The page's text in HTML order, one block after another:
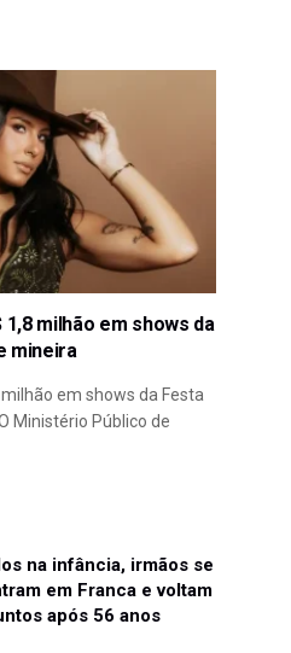
milhão em shows da
mineira
em shows da Festa
Ministério Público de
na infância, irmãos se
em Franca e voltam
após 56 anos